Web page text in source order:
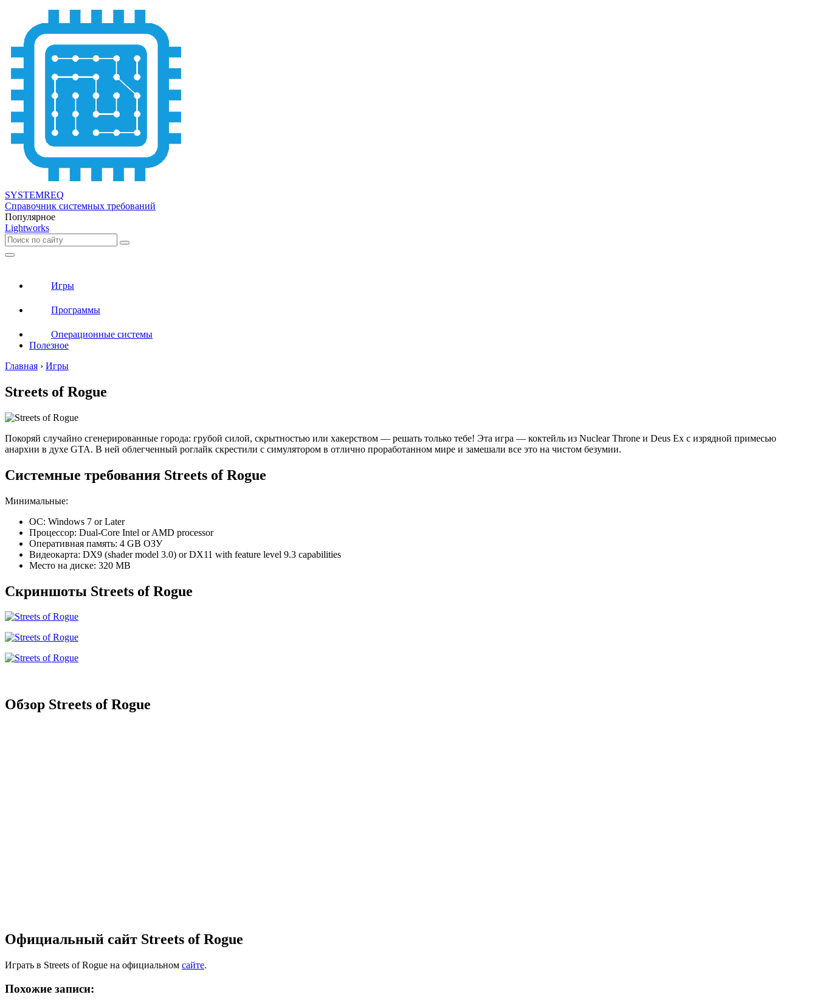
SYSTEMREQ
Справочник системных требований
Популярное
Lightworks
Игры
Программы
Операционные системы
Полезное
Главная › Игры
Streets of Rogue
Покоряй случайно сгенерированные города: грубой силой, скрытностью или хакерством — решать только тебе! Эта игра — коктейль из Nuclear Throne и Deus Ex с изрядной примесью
анархии в духе GTA. В ней облегченный роглайк скрестили с симулятором в отлично проработанном мире и замешали все это на чистом безумии.
Системные требования Streets of Rogue
Минимальные:
ОС: Windows 7 or Later
Процессор: Dual-Core Intel or AMD processor
Оперативная память: 4 GB ОЗУ
Видеокарта: DX9 (shader model 3.0) or DX11 with feature level 9.3 capabilities
Место на диске: 320 MB
Скриншоты Streets of Rogue
Обзор Streets of Rogue
Официальный сайт Streets of Rogue
Играть в Streets of Rogue на официальном сайте.
Похожие записи: